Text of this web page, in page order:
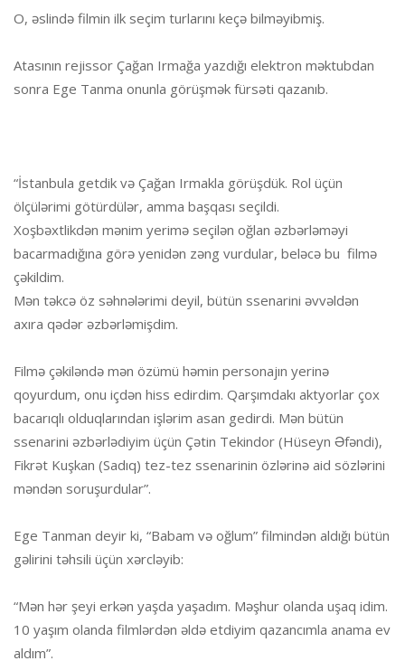
O, əslində filmin ilk seçim turlarını keçə bilməyibmiş.
Atasının rejissor Çağan Irmağa yazdığı elektron məktubdan
sonra Ege Tanma onunla görüşmək fürsəti qazanıb.
“İstanbula getdik və Çağan Irmakla görüşdük. Rol üçün
ölçülərimi götürdülər, amma başqası seçildi.
Xoşbəxtlikdən mənim yerimə seçilən oğlan əzbərləməyi
bacarmadığına görə yenidən zəng vurdular, beləcə bu filmə
çəkildim.
Mən təkcə öz səhnələrimi deyil, bütün ssenarini əvvəldən
axıra qədər əzbərləmişdim.
Filmə çəkiləndə mən özümü həmin personajın yerinə
qoyurdum, onu içdən hiss edirdim. Qarşımdakı aktyorlar çox
bacarıqlı olduqlarından işlərim asan gedirdi. Mən bütün
ssenarini əzbərlədiyim üçün Çətin Tekindor (Hüseyn Əfəndi),
Fikrət Kuşkan (Sadıq) tez-tez ssenarinin özlərinə aid sözlərini
məndən soruşurdular”.
Ege Tanman deyir ki, “Babam və oğlum” filmindən aldığı bütün
gəlirini təhsili üçün xərcləyib:
“Mən hər şeyi erkən yaşda yaşadım. Məşhur olanda uşaq idim.
10 yaşım olanda filmlərdən əldə etdiyim qazancımla anama ev
aldım”.